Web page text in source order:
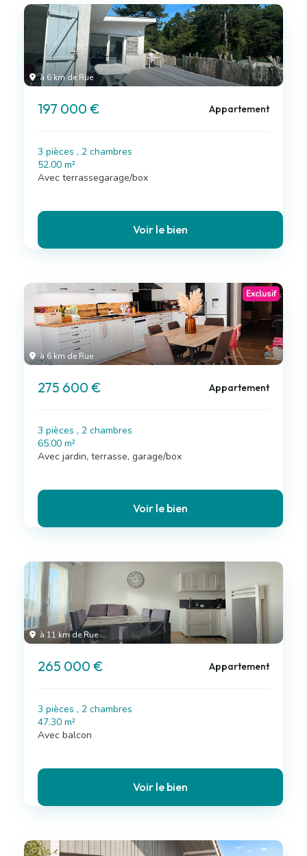
à 6 km de Rue
197 000 € Appartement
3 pièces , 2 chambres
52.00 m²
Avec terrassegarage/box
Voir le bien
à 6 km de Rue
Exclusif
275 600 € Appartement
3 pièces , 2 chambres
65.00 m²
Avec jardin, terrasse, garage/box
Voir le bien
à 11 km de Rue
265 000 € Appartement
3 pièces , 2 chambres
47.30 m²
Avec balcon
Voir le bien